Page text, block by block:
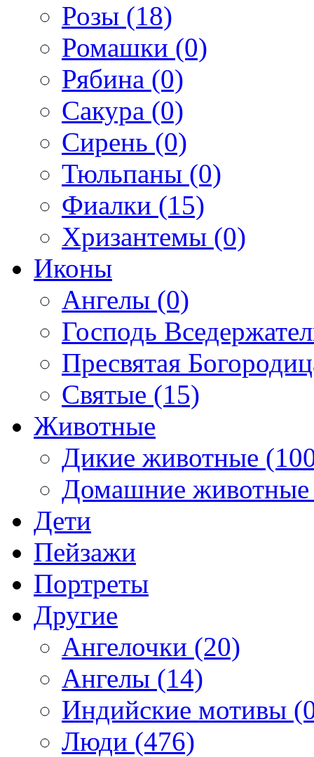
Розы (18)
Ромашки (0)
Рябина (0)
Сакура (0)
Сирень (0)
Тюльпаны (0)
Фиалки (15)
Хризантемы (0)
Иконы
Ангелы (0)
Господь
Пресвятая
Святые (15)
Животные
Дикие животные
Домашние
Дети
Пейзажи
Портреты
Другие
Ангелочки (20)
Ангелы (14)
Индийские мотивы
Люди (476)